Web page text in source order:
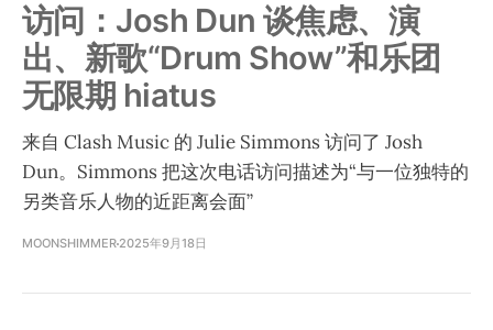
访问：Josh Dun 谈焦虑、演
出、新歌“Drum Show”和乐团
无限期 hiatus
来自 Clash Music 的 Julie Simmons 访问了 Josh
Dun。Simmons 把这次电话访问描述为“与一位独特的
另类音乐人物的近距离会面”
MOONSHIMMER 2025年9月18日